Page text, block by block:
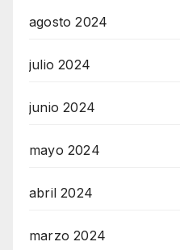
agosto 2024
julio 2024
junio 2024
mayo 2024
abril 2024
marzo 2024